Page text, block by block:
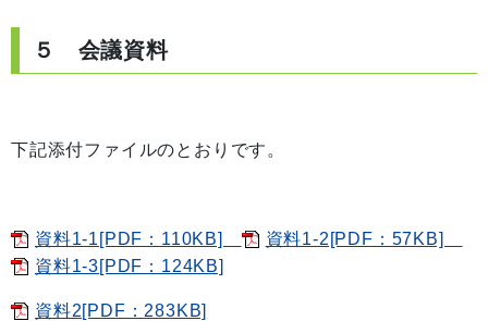
５ 会議資料
下記添付ファイルのとおりです。
資料1-1[PDF：110KB]
資料1-2[PDF：57KB]
資料1-3[PDF：124KB]
資料2[PDF：283KB]